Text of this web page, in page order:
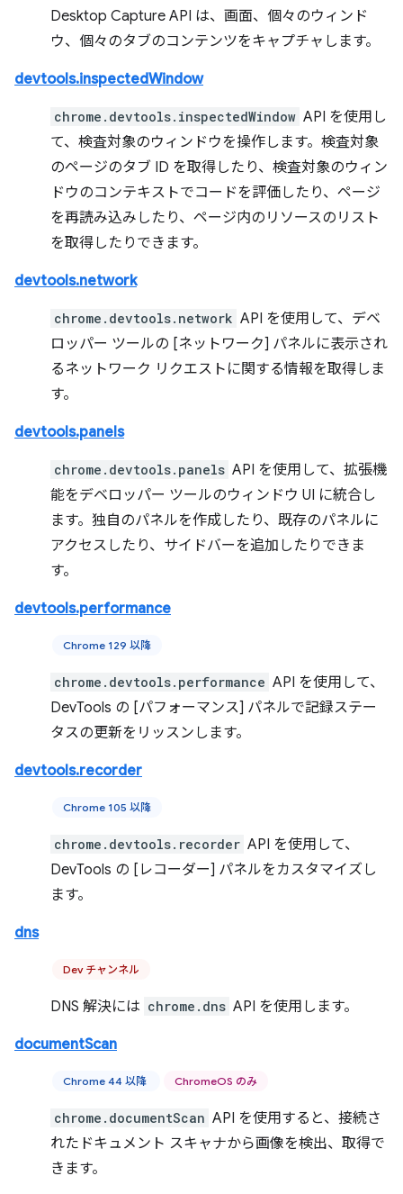
Desktop Capture API は、画面、個々のウィンド
ウ、個々のタブのコンテンツをキャプチャします。
devtools.inspectedWindow
chrome.devtools.inspectedWindow API を使用し
て、検査対象のウィンドウを操作します。検査対象
のページのタブ ID を取得したり、検査対象のウィン
ドウのコンテキストでコードを評価したり、ページ
を再読み込みしたり、ページ内のリソースのリスト
を取得したりできます。
devtools.network
chrome.devtools.network API を使用して、デベ
ロッパー ツールの [ネットワーク] パネルに表示され
るネットワーク リクエストに関する情報を取得しま
す。
devtools.panels
chrome.devtools.panels API を使用して、拡張機
能をデベロッパー ツールのウィンドウ UI に統合し
ます。独自のパネルを作成したり、既存のパネルに
アクセスしたり、サイドバーを追加したりできま
す。
devtools.performance
Chrome 129 以降
chrome.devtools.performance API を使用して、
DevTools の [パフォーマンス] パネルで記録ステー
タスの更新をリッスンします。
devtools.recorder
Chrome 105 以降
chrome.devtools.recorder API を使用して、
DevTools の [レコーダー] パネルをカスタマイズし
ます。
dns
Dev チャンネル
DNS 解決には chrome.dns API を使用します。
documentScan
Chrome 44 以降 ChromeOS のみ
chrome.documentScan API を使用すると、接続さ
れたドキュメント スキャナから画像を検出、取得で
きます。